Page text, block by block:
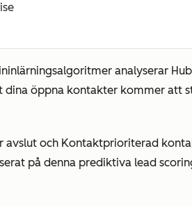
analyserar
öppna kontakter kommer att
avslut och Kontaktprioriterad
på denna prediktiva lead